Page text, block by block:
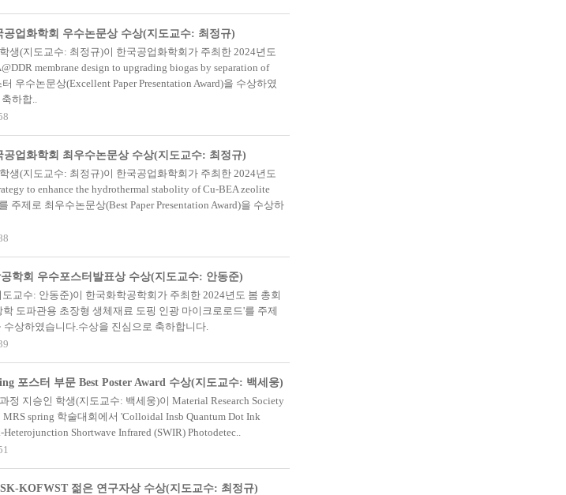
공업화학회 우수논문상 수상(지도교수: 최정규)
생(지도교수: 최정규)이 한국공업화학회가 주최한 2024년도
membrane design to upgrading biogas by separation of
우수논문상(Excellent Paper Presentation Award)을 수상하였
하합..
공업화학회 최우수논문상 수상(지도교수: 최정규)
생(지도교수: 최정규)이 한국공업화학회가 주최한 2024년도
to enhance the hydrothermal stabolity of Cu-BEA zeolite
주제로 최우수논문상(Best Paper Presentation Award)을 수상하
학회 우수포스터발표상 수상(지도교수: 안동준)
교수: 안동준)이 한국화학공학회가 주최한 2024년도 봄 총회
도파관용 초장형 생체재료 도핑 인광 마이크로로드'를 주제
수상하였습니다.수상을 진심으로 축하합니다.
포스터 부문 Best Poster Award 수상(지도교수: 백세웅)
정 지승인 학생(지도교수: 백세웅)이 Material Research Society
spring 학술대회에서 'Colloidal Insb Quantum Dot Ink
Shortwave Infrared (SWIR) Photodetec..
KOFWST 젊은 연구자상 수상(지도교수: 최정규)